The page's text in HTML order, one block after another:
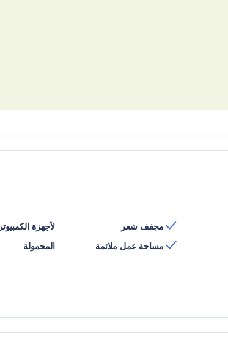
مجفف شعر
مساحة عمل ملائمة
لأجهزة الكمبيوتر
المحمولة